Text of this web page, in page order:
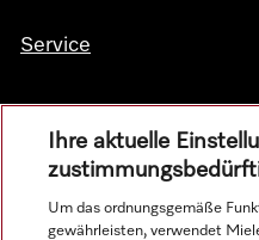
Service
Ihre aktuelle
Um das ordnungsgemäße
gewährleisten, verwendet